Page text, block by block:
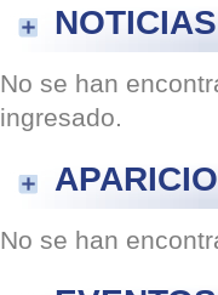
NOTICIAS
No se han
ingresado.
No se han